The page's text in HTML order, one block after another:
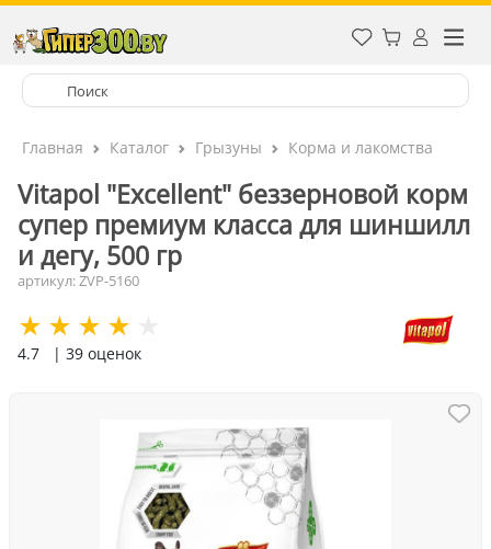
Главная Каталог Грызуны Корма и лакомства
Vitapol "Excellent" беззерновой корм
супер премиум класса для шиншилл
и дегу, 500 гр
артикул: ZVP-5160
4.7 | 39 оценок